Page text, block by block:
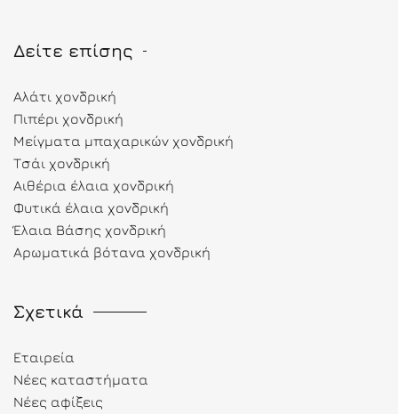
Δείτε επίσης
Αλάτι χονδρική
Πιπέρι χονδρική
Μείγματα μπαχαρικών χονδρική
Τσάι χονδρική
Αιθέρια έλαια χονδρική
Φυτικά έλαια χονδρική
Έλαια Βάσης χονδρική
Αρωματικά βότανα χονδρική
Σχετικά
Εταιρεία
Νέες καταστήματα
Νέες αφίξεις